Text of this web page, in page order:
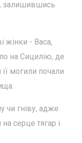
залишившись
жінки - Васа,
на Сицилію, де
її могили почали
чи гніву, адже
серце тягар і